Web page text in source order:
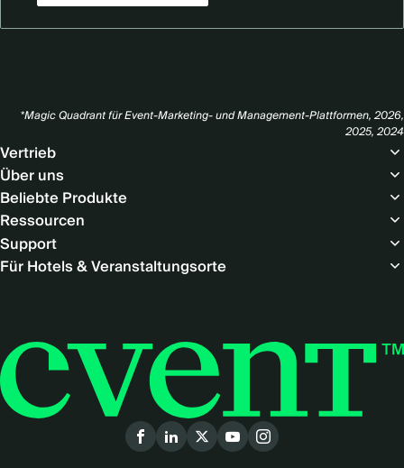
*Magic Quadrant für Event-Marketing- und Management-Plattformen, 2026,
2025, 2024
Footer
(Europe
-
DE)
Vertrieb
Über uns
Beliebte Produkte
Ressourcen
Support
Für Hotels & Veranstaltungsorte
Social
menu